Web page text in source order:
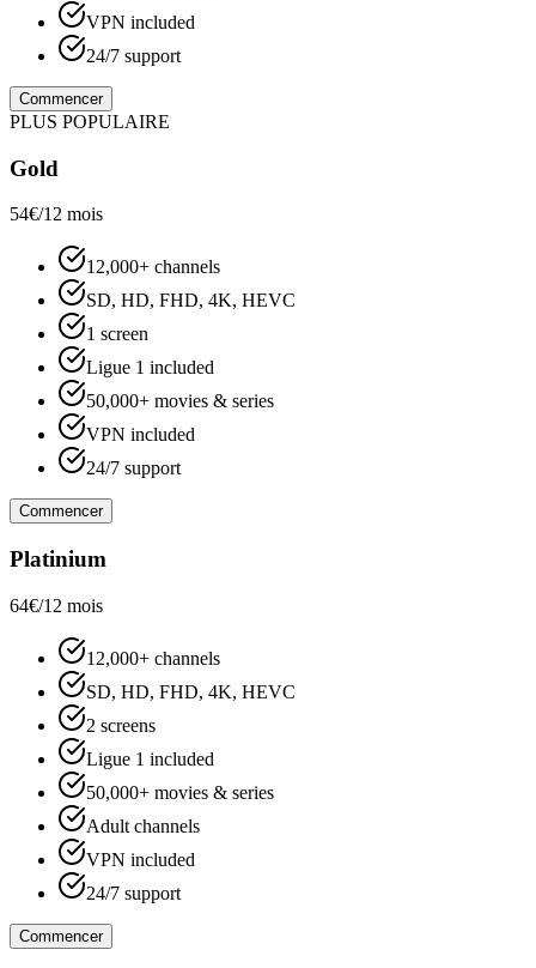
VPN included
24/7 support
Commencer
PLUS POPULAIRE
Gold
54€/12 mois
12,000+ channels
SD, HD, FHD, 4K, HEVC
1 screen
Ligue 1 included
50,000+ movies & series
VPN included
24/7 support
Commencer
Platinium
64€/12 mois
12,000+ channels
SD, HD, FHD, 4K, HEVC
2 screens
Ligue 1 included
50,000+ movies & series
Adult channels
VPN included
24/7 support
Commencer